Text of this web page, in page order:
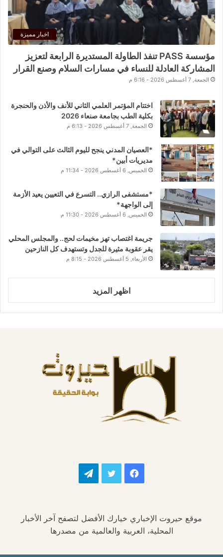
اخبار مميزة
مؤسسة PASS تنفذ الطاولة المستديرة الرابعة لتعزيز
المشاركة العادلة للنساء في مسارات السلام وصنع القرار
الجمعة, 7 أغسطس 2026 - 6:16 م
اختتام المؤتمر العلمي الثاني للأنف والأذن والحنجرة
بكلية الطب بجامعة صنعاء 2026
الجمعة, 7 أغسطس 2026 - 6:13 م
*العصيان المدني ينجح لليوم الثالث على التوالي في
مديريات أبين*
الخميس, 6 أغسطس 2026 - 11:34 م
*مستشفى الرازي.. التسرع في التعيين يعيد الأزمة
إلى الواجهة*
الخميس, 6 أغسطس 2026 - 11:30 م
جريمة اغتصاب تهز مخيمات لحج.. والمجلس المحلي
يقر عقوبة مثيرة للجدل وتستهدف كل النازحين
الأربعاء, 5 أغسطس 2026 - 8:15 م
اظهر المزيد
فيسبوك تويتر تيلقرام
موقع حيروت الإخباري خيارك الأفضل لتصفح آخر الأخبار
المحلية، العربية والعالمية من مصدرها